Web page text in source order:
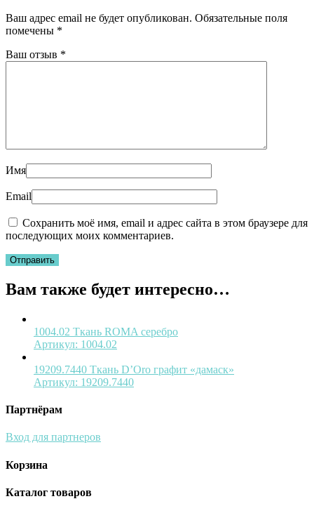
Ваш адрес email не будет опубликован. Обязательные поля
помечены *
Ваш отзыв *
Имя
Email
Сохранить моё имя, email и адрес сайта в этом браузере для
последующих моих комментариев.
Вам также будет интересно…
1004.02 Ткань ROMA серебро
Артикул: 1004.02
19209.7440 Ткань D’Oro графит «дамаск»
Артикул: 19209.7440
Партнёрам
Вход для партнеров
Корзина
Каталог товаров